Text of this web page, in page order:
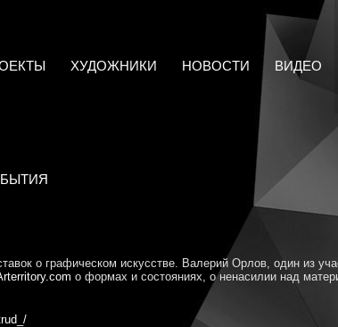
ХУДОЖНИКИ НОВОСТИ ВИДЕО
о графическом искусстве. Валерий Орлов, один из
о формах и состояниях, о ненасилии над